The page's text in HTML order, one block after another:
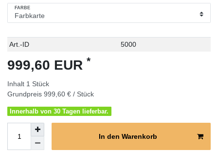
FARBE
Technisches
Wert
Art.-ID 5000
999,60 EUR *
Inhalt 1 Stück
Grundpreis 999,60 € / Stück
Innerhalb von 30 Tagen lieferbar.
In den Warenkorb